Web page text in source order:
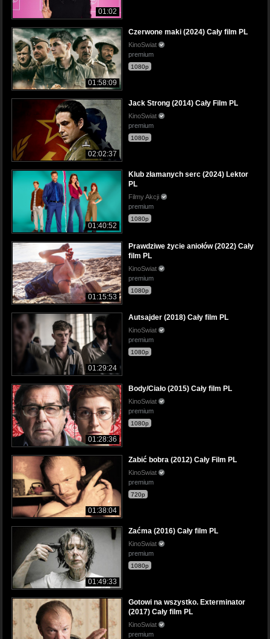
01:02
01:58:09
Czerwone maki (2024) Cały film PL
KinoSwiat
premium
1080p
02:02:37
Jack Strong (2014) Cały Film PL
KinoSwiat
premium
1080p
01:40:52
Klub złamanych serc (2024) Lektor
PL
Filmy Akcji
premium
1080p
01:15:53
Prawdziwe życie aniołów (2022) Cały
film PL
KinoSwiat
premium
1080p
01:29:24
Autsajder (2018) Cały film PL
KinoSwiat
premium
1080p
01:28:36
Body/Ciało (2015) Cały film PL
KinoSwiat
premium
1080p
01:38:04
Zabić bobra (2012) Cały Film PL
KinoSwiat
premium
720p
01:49:33
Zaćma (2016) Cały film PL
KinoSwiat
premium
1080p
Gotowi na wszystko. Exterminator
(2017) Cały film PL
KinoSwiat
premium